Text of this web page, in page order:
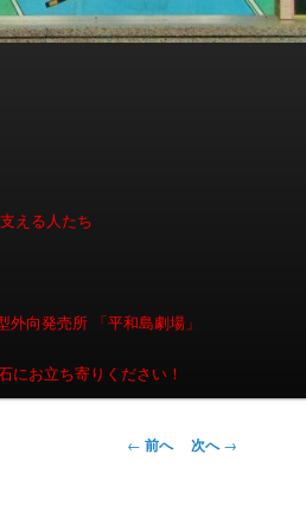
える人たち
外向発売所 「平和島劇場」
にお立ち寄りください！
投稿ナビゲー
← 前へ 次へ→